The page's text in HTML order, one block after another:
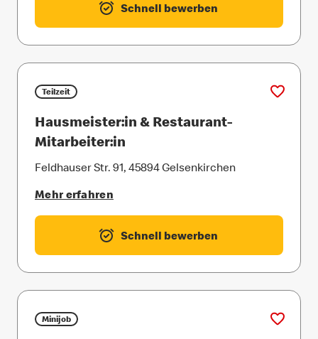
Schnell bewerben
Teilzeit
Hausmeister:in & Restaurant-
Mitarbeiter:in
Feldhauser Str. 91, 45894 Gelsenkirchen
Mehr erfahren
Schnell bewerben
Minijob